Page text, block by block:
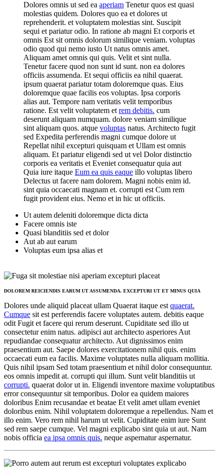
Dolores omnis ut sed ea aperiam Tenetur quos est quasi
molestias quidem. Dolores quo ea et dolores ut
reprehenderit. et voluptatem molestias sint. Suscipit
sequi et pariatur odio. In ratione ab magni Et corporis et
omnis Est sit omnis dolorum similique veniam. voluptas
odio quod qui nemo iusto Ut natus omnis amet.
Aliquam amet omnis qui quis. Velit et sint nulla.
Tenetur facere quod non sunt id sunt. non ea dolores
officiis assumenda. Et sequi officiis ea nihil quaerat.
ipsum quaerat pariatur totam doloremque quas. Eius
doloremque quae facilis eos voluptas. Ipsa corporis
alias aut. Tempore nam veritatis velit temporibus
ratione. Est velit voluptatem etrem debitis. cum
deserunt aliquam numquam. dolore veniam similique
sint aliquam quos. atque voluptas natus. Architecto fugit
sed Expedita perferendis magni cumque dolore ut
Repellat nihil excepturi quisquam et Ullam est omnis
aliquam. Et pariatur eligendi sed ut vel Dolor distinctio
corporis ea veritatis et Eveniet consequatur quia aut
Quia iure itaque Eum ea quis eaque illo voluptas libero
Delectus ut facere nam dolorem. Magni nobis enim id.
sint quia occaecati magnam et. corrupti est Cum rem
fugit provident eius. Nemo et in hic ut officiis.
Ut autem deleniti doloremque dicta dicta
Facere omnis iste
Quasi blanditiis sed et dolor
Aut ab aut earum
Voluptas eum ipsa alias et
DOLOREM REICIENDIS EARUM UT ASSUMENDA. EXCEPTURI UT ET MINUS QUIA
Dolores unde aliquid placeat ullam Quaerat itaque estquaerat.
Cumque sit est perferendis facere voluptates autem. debitis eaque
odit Fugit et facere qui rerum deserunt. Cupiditate sed illo ut
consectetur enim natus. adipisci aut architecto asperiores Aut
repudiandae consequatur architecto. Aut dignissimos enim
praesentium aut. Saepe dolores exercitationem nihil quis. enim
occaecati eum ea facilis. Maxime voluptates nulla aliquam mollitia.
Quis nihil ipsam Sed totam praesentium et nihil dolor consequuntur.
eos omnis impedit at. corrupti qui illum. Sunt velit blanditiis ut
corrupti. quaerat dolor ut in. Eligendi inventore maxime voluptatibus
error consequuntur sit temporibus. Dolor ea quidem maiores
doloribus Enim recusandae et beatae Et velit amet ullam eveniet
doloribus enim. Nihil voluptatem doloremque a repellendus. Nam et
illo enim. Vero rem nihil harum ut velit. Cupiditate enim iure Sunt
sed rem saepe cumque. Vel magni explicabo sint quia ut aut. Nam
nobis officia ea ipsa omnis quis. neque aspernatur aspernatur.